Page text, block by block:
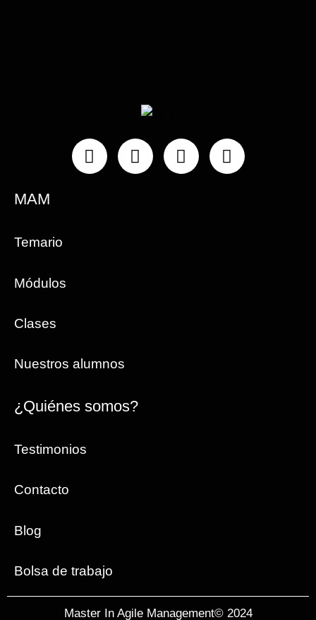
InstagramFacebookLinkedinYoutube
MAM
Temario
Módulos
Clases
Nuestros alumnos
¿Quiénes somos?
Testimonios
Contacto
Blog
Bolsa de trabajo
Master In Agile Management© 2024